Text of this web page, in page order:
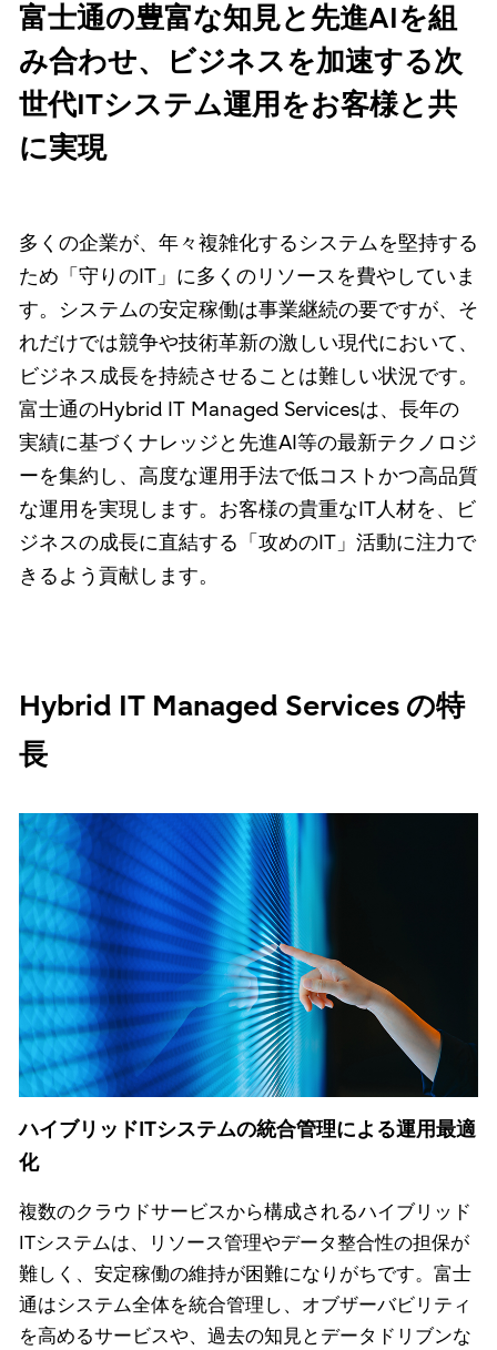
富士通の豊富な知見と先進AIを組
み合わせ、ビジネスを加速する次
世代ITシステム運用をお客様と共
に実現
多くの企業が、年々複雑化するシステムを堅持する
ため「守りのIT」に多くのリソースを費やしていま
す。システムの安定稼働は事業継続の要ですが、そ
れだけでは競争や技術革新の激しい現代において、
ビジネス成長を持続させることは難しい状況です。
富士通のHybrid IT Managed Servicesは、長年の
実績に基づくナレッジと先進AI等の最新テクノロジ
ーを集約し、高度な運用手法で低コストかつ高品質
な運用を実現します。お客様の貴重なIT人材を、ビ
ジネスの成長に直結する「攻めのIT」活動に注力で
きるよう貢献します。
Hybrid IT Managed Services の特
長
ハイブリッドITシステムの統合管理による運用最適
化
複数のクラウドサービスから構成されるハイブリッド
ITシステムは、リソース管理やデータ整合性の担保が
難しく、安定稼働の維持が困難になりがちです。富士
通はシステム全体を統合管理し、オブザーバビリティ
を高めるサービスや、過去の知見とデータドリブンな